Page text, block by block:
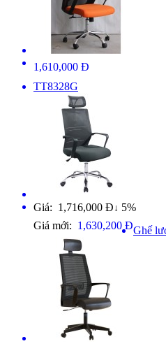
1,610,000 Đ
TT8328G
Giá: 1,716,000 Đ ↓ 5%
Giá mới: 1,630,200 ĐGhế